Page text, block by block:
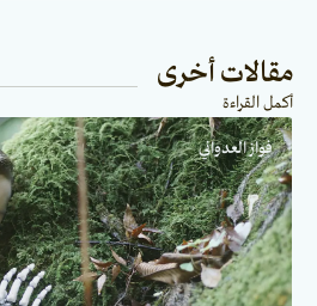
مقالات أخرى
أكمل القراءة
فواز العدواني